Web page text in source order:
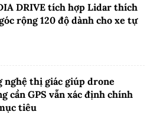
DRIVE tích hợp Lidar thích
rộng 120 độ dành cho xe tự
nghệ thị giác giúp drone
cần GPS vẫn xác định chính
tiêu